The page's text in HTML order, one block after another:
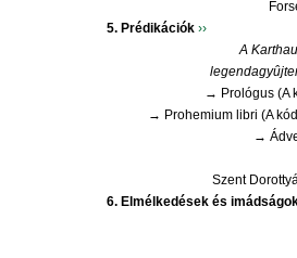
5. Prédikációk ››
A
→ Prológus (A
→ Prohemium libri (A
→
Szent
6. Elmélkedések és